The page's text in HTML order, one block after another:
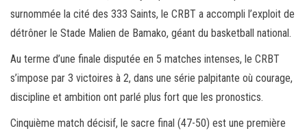
surnommée la cité des 333 Saints, le CRBT a accompli l’exploit de
détrôner le Stade Malien de Bamako, géant du basketball national.
Au terme d’une finale disputée en 5 matches intenses, le CRBT
s’impose par 3 victoires à 2, dans une série palpitante où courage,
discipline et ambition ont parlé plus fort que les pronostics.
Cinquième match décisif, le sacre final (47-50) est une première